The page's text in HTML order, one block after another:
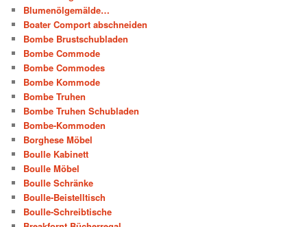
Blumenölgemälde…
Boater Comport abschneiden
Bombe Brustschubladen
Bombe Commode
Bombe Commodes
Bombe Kommode
Bombe Truhen
Bombe Truhen Schubladen
Bombe-Kommoden
Borghese Möbel
Boulle Kabinett
Boulle Möbel
Boulle Schränke
Boulle-Beistelltisch
Boulle-Schreibtische